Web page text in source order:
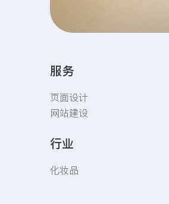
服务
页面设计
网站建设
行业
化妆品